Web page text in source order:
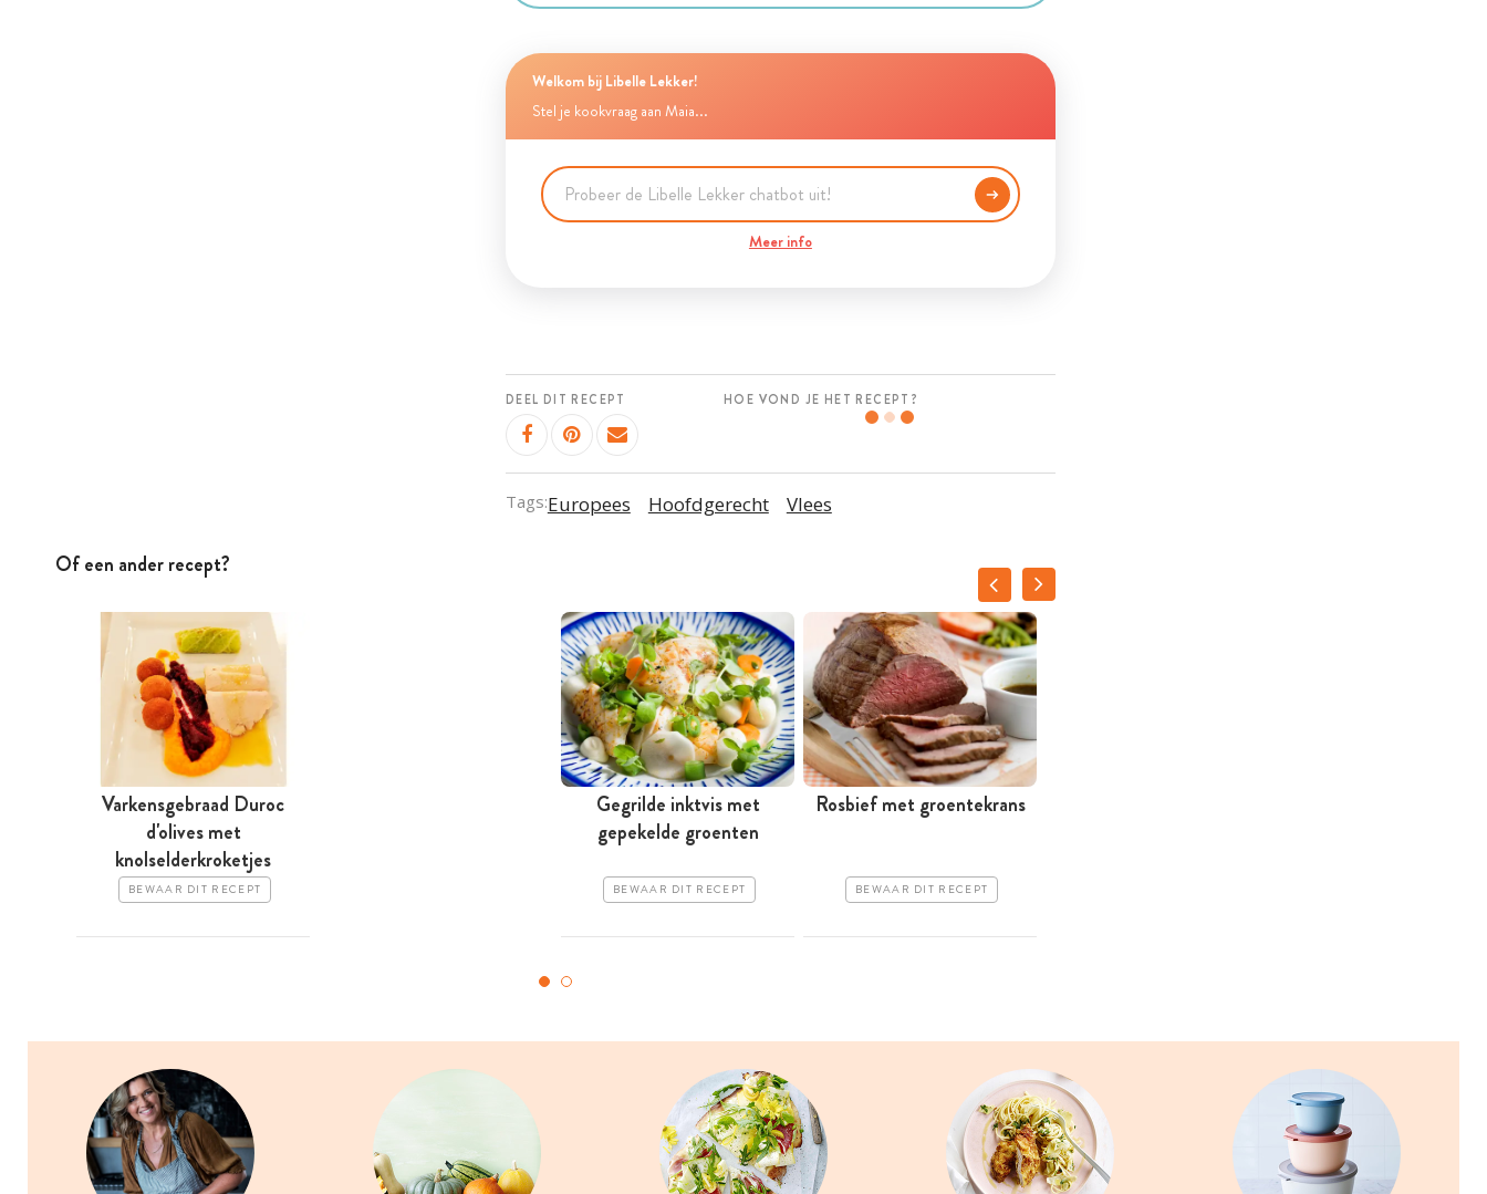
Welkom bij Libelle Lekker!
Stel je kookvraag aan Maia...
Meer info
DEEL DIT RECEPT HOE VOND JE HET RECEPT?
Tags:Europees Hoofdgerecht Vlees
Of een ander recept?
Varkensgebraad Duroc
d'olives met
knolselderkroketjes
BEWAAR DIT RECEPT
Gegrilde inktvis met
gepekelde groenten
BEWAAR DIT RECEPT
Rosbief met groentekrans
BEWAAR DIT RECEPT